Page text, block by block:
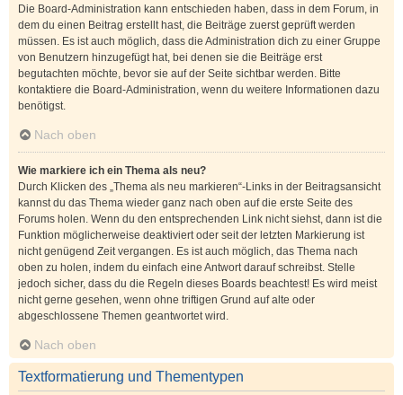
Die Board-Administration kann entschieden haben, dass in dem Forum, in
dem du einen Beitrag erstellt hast, die Beiträge zuerst geprüft werden
müssen. Es ist auch möglich, dass die Administration dich zu einer Gruppe
von Benutzern hinzugefügt hat, bei denen sie die Beiträge erst
begutachten möchte, bevor sie auf der Seite sichtbar werden. Bitte
kontaktiere die Board-Administration, wenn du weitere Informationen dazu
benötigst.
Nach oben
Wie markiere ich ein Thema als neu?
Durch Klicken des „Thema als neu markieren“-Links in der Beitragsansicht
kannst du das Thema wieder ganz nach oben auf die erste Seite des
Forums holen. Wenn du den entsprechenden Link nicht siehst, dann ist die
Funktion möglicherweise deaktiviert oder seit der letzten Markierung ist
nicht genügend Zeit vergangen. Es ist auch möglich, das Thema nach
oben zu holen, indem du einfach eine Antwort darauf schreibst. Stelle
jedoch sicher, dass du die Regeln dieses Boards beachtest! Es wird meist
nicht gerne gesehen, wenn ohne triftigen Grund auf alte oder
abgeschlossene Themen geantwortet wird.
Nach oben
Textformatierung und Thementypen